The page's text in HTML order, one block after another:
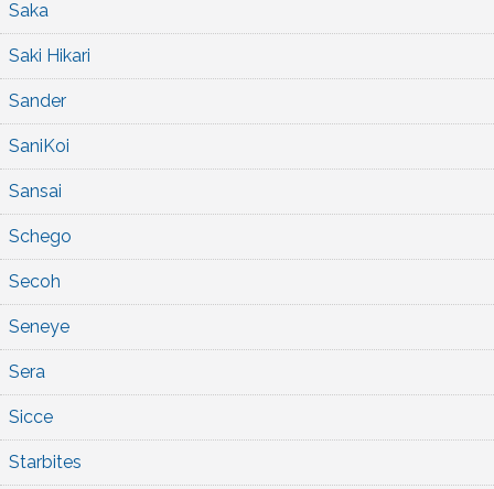
Saka
Saki Hikari
Sander
SaniKoi
Sansai
Schego
Secoh
Seneye
Sera
Sicce
Starbites